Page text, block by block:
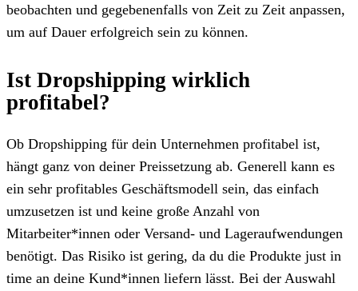
beobachten und gegebenenfalls von Zeit zu Zeit anpassen,
um auf Dauer erfolgreich sein zu können.
Ist Dropshipping wirklich
profitabel?
Ob Dropshipping für dein Unternehmen profitabel ist,
hängt ganz von deiner Preissetzung ab. Generell kann es
ein sehr profitables Geschäftsmodell sein, das einfach
umzusetzen ist und keine große Anzahl von
Mitarbeiter*innen oder Versand- und Lageraufwendungen
benötigt. Das Risiko ist gering, da du die Produkte just in
time an deine Kund*innen liefern lässt. Bei der Auswahl